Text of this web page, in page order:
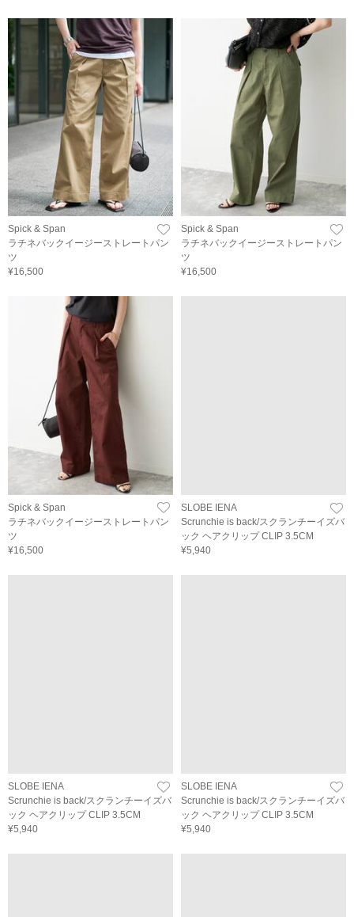
Spick & Span
ラチネバックイージーストレートパン
ツ
¥16,500
Spick & Span
ラチネバックイージーストレートパン
ツ
¥16,500
Spick & Span
ラチネバックイージーストレートパン
ツ
¥16,500
SLOBE IENA
Scrunchie is back/スクランチーイズバ
ック ヘアクリップ CLIP 3.5CM
¥5,940
SLOBE IENA
Scrunchie is back/スクランチーイズバ
ック ヘアクリップ CLIP 3.5CM
¥5,940
SLOBE IENA
Scrunchie is back/スクランチーイズバ
ック ヘアクリップ CLIP 3.5CM
¥5,940